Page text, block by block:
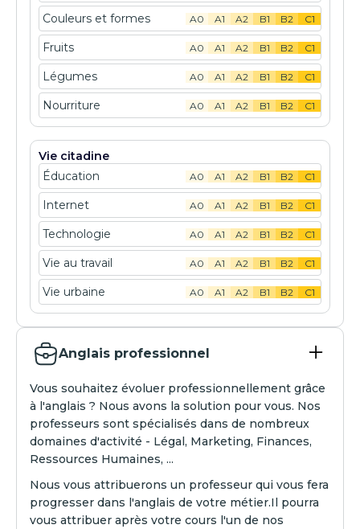
Couleurs et formes A0 A1 A2 B1 B2 C1
Fruits A0 A1 A2 B1 B2 C1
Légumes A0 A1 A2 B1 B2 C1
Nourriture A0 A1 A2 B1 B2 C1
Vie citadine
Éducation
A0 A1 A2 B1 B2 C1
Internet A0 A1 A2 B1 B2 C1
Technologie A0 A1 A2 B1 B2 C1
Vie au travail A0 A1 A2 B1 B2 C1
Vie urbaine A0 A1 A2 B1 B2 C1
Anglais professionnel
Vous souhaitez évoluer professionnellement grâce
à l'anglais ? Nous avons la solution pour vous. Nos
professeurs sont spécialisés dans de nombreux
domaines d'activité - Légal, Marketing, Finances,
Ressources Humaines, ...
Nous vous attribuerons un professeur qui vous fera
progresser dans l'anglais de votre métier.Il pourra
vous attribuer après votre cours l'un de nos